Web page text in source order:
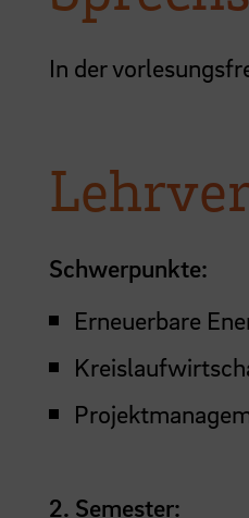
In der
Schwerpunkte:
Erneuerbare
2. Semester: